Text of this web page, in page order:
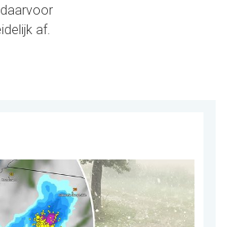
af.
. . woensdag 29 juli 2026
tennisballen in Polen. Zwaar onweer